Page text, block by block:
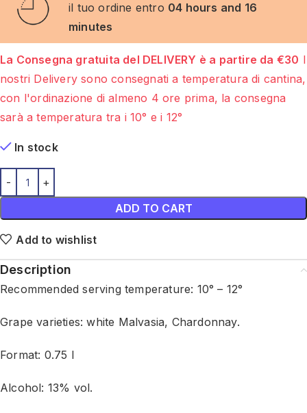
il tuo ordine entro 04 hours and 16
minutes
La Consegna gratuita del DELIVERY è a partire da €30 I
nostri Delivery sono consegnati a temperatura di cantina,
con l'ordinazione di almeno 4 ore prima, la consegna
sarà a temperatura tra i 10° e i 12°
In stock
ADD TO CART
Add to wishlist
Description
Recommended serving temperature: 10° – 12°
Grape varieties: white Malvasia, Chardonnay.
Format: 0.75 l
Alcohol: 13% vol.